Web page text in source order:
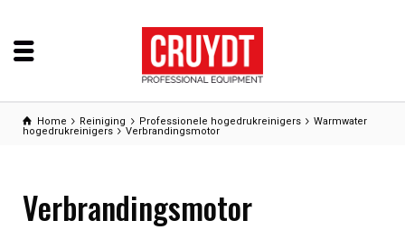
Home Reiniging Professionele hogedrukreinigers
Warmwater
hogedrukreinigers
Verbrandingsmotor
Verbrandingsmotor